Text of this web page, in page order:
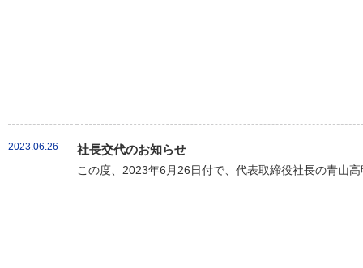
2023.06.26 社長交代のお知らせ
この度、2023年6月26日付で、代表取締役社長の青山